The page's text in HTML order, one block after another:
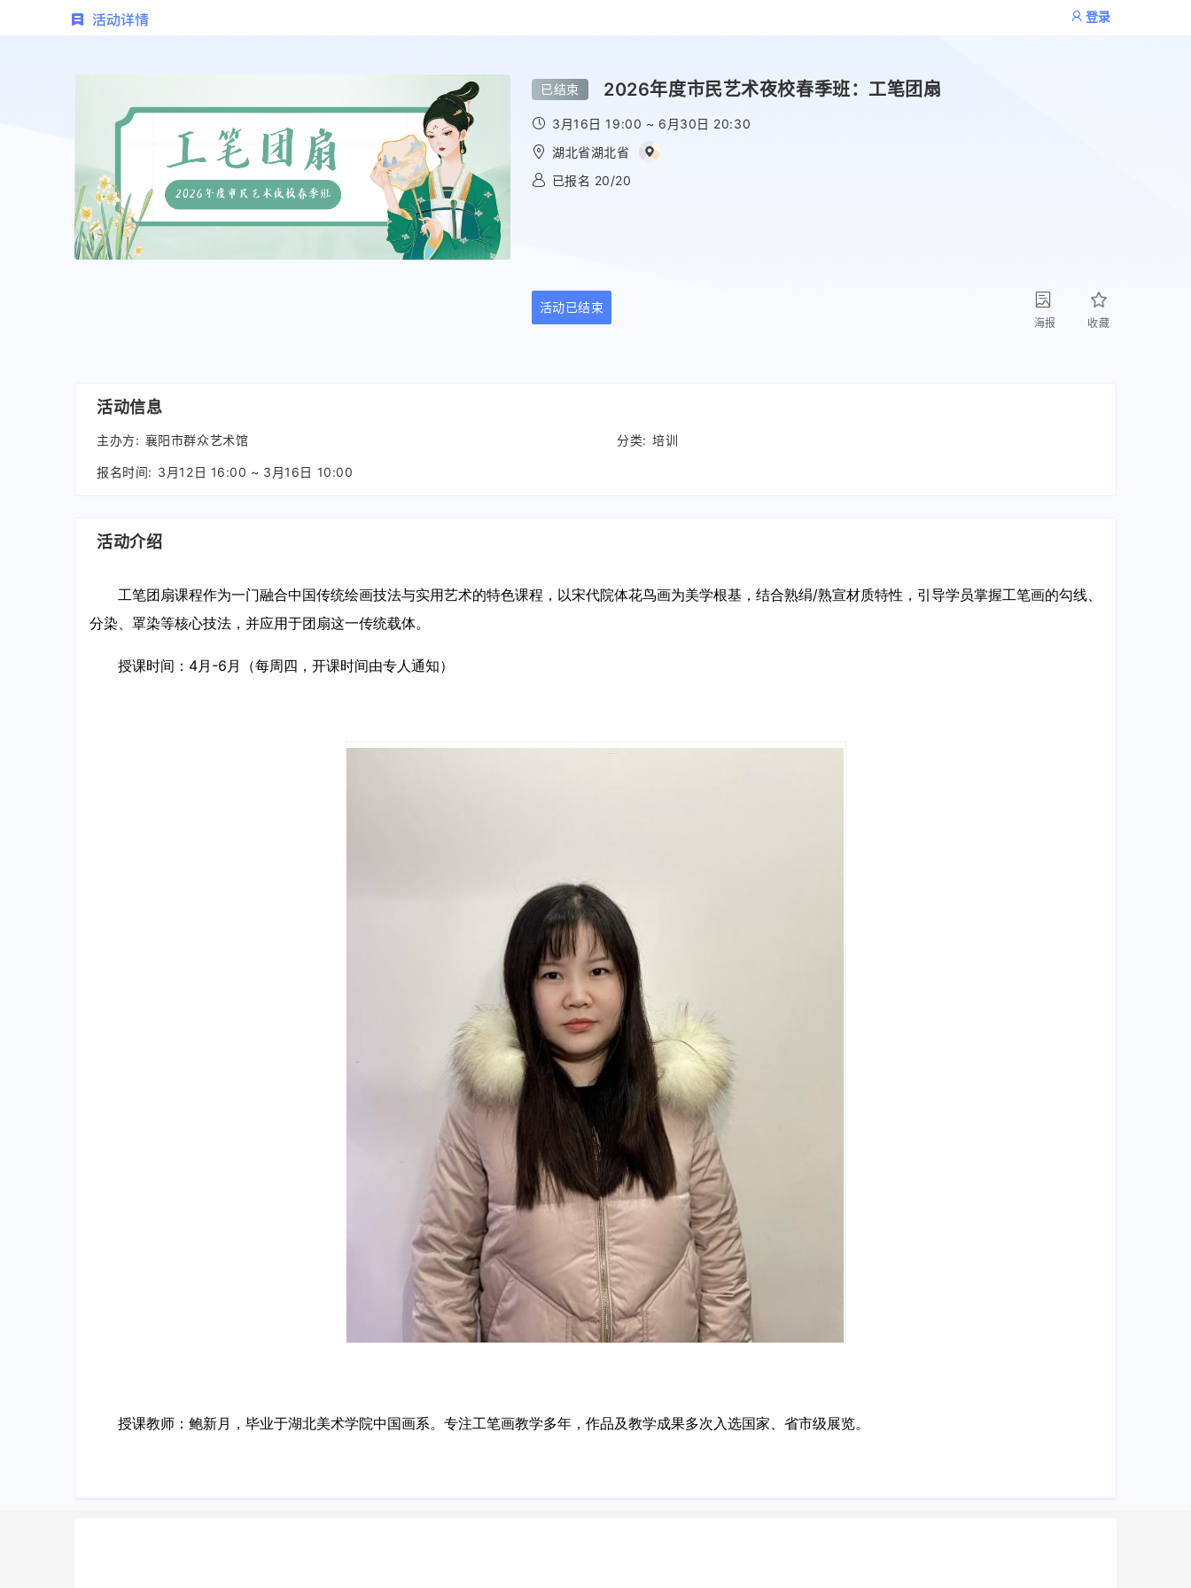
登录
已结束 2026年度市民艺术夜校春季班：工笔团扇
3月16日 19:00 ~ 6月30日 20:30
湖北省湖北省
已报名 20/20
活动已结束
收藏
海报
活动信息
主办方: 襄阳市群众艺术馆 分类: 培训
报名时间: 3月12日 16:00 ~ 3月16日 10:00
活动介绍